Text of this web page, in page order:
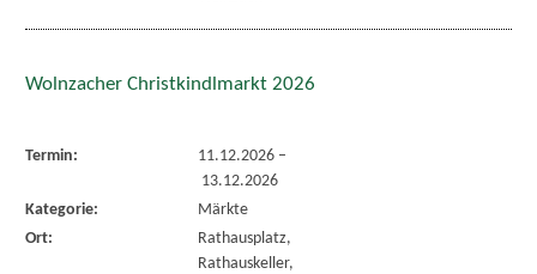
Wolnzacher Christkindlmarkt 2026
Termin: 11.12.2026–
13.12.2026
Kategorie:
Märkte
Ort:
Rathausplatz,
Rathauskeller,